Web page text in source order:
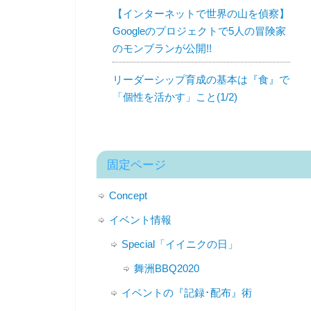
【インターネットで世界の山を偵察】
Googleのプロジェクトで5人の冒険家
のモンブランが公開!!
リーダーシップ育成の基本は『食』で
「個性を活かす」こと(1/2)
固定ページ
Concept
イベント情報
Special「イイニクの日」
舞洲BBQ2020
イベントの『記録･配布』術